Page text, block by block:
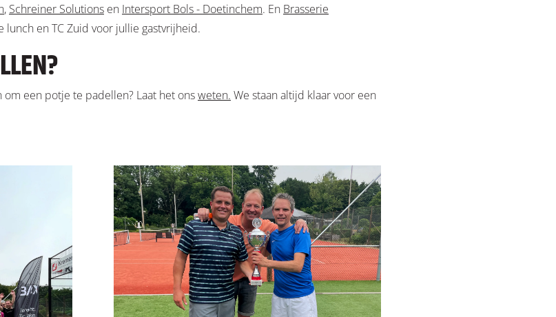
, Schreiner Solutions en Intersport Bols - Doetinchem. En Brasserie
en TC Zuid voor jullie gastvrijheid.
een potje te padellen? Laat het onsweten. We staan altijd klaar voor een